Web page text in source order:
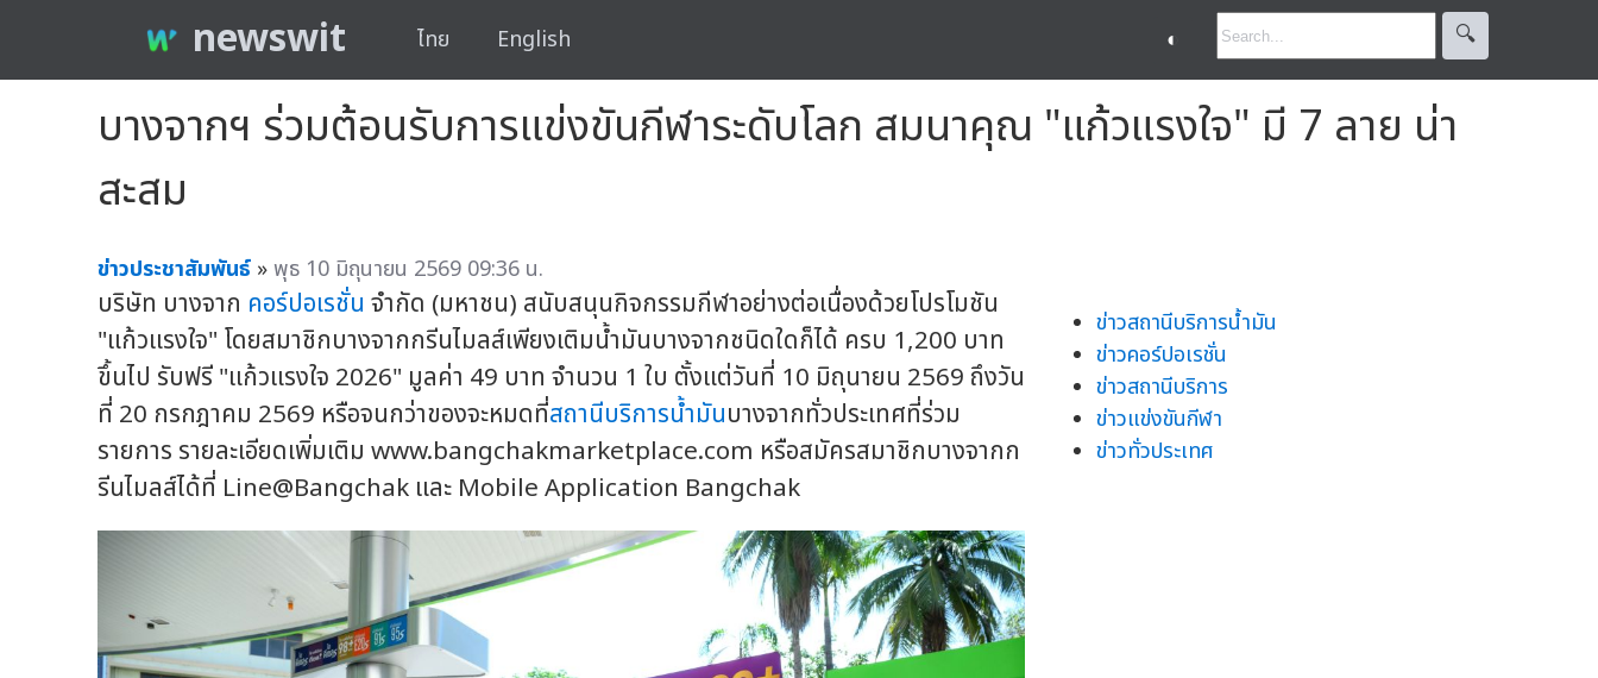
newswit ไทย English ◐ 🔍︎
บางจากฯ ร่วมต้อนรับการแข่งขันกีฬาระดับโลก สมนาคุณ "แก้วแรงใจ" มี 7 ลาย น่า
สะสม
ข่าวประชาสัมพันธ์ »พุธ 10 มิถุนายน 2569 09:36 น.
บริษัท บางจาก คอร์ปอเรชั่น จำกัด (มหาชน) สนับสนุนกิจกรรมกีฬาอย่างต่อเนื่องด้วยโปรโมชัน
"แก้วแรงใจ" โดยสมาชิกบางจากกรีนไมลส์เพียงเติมน้ำมันบางจากชนิดใดก็ได้ ครบ 1,200 บาท
ขึ้นไป รับฟรี "แก้วแรงใจ 2026" มูลค่า 49 บาท จำนวน 1 ใบ ตั้งแต่วันที่ 10 มิถุนายน 2569 ถึงวัน
ที่ 20 กรกฎาคม 2569 หรือจนกว่าของจะหมดที่สถานีบริการน้ำมันบางจากทั่วประเทศที่ร่วม
รายการ รายละเอียดเพิ่มเติม www.bangchakmarketplace.com หรือสมัครสมาชิกบางจากก
รีนไมลส์ได้ที่ Line@Bangchak และ Mobile Application Bangchak
ข่าวสถานีบริการน้ำมัน
ข่าวคอร์ปอเรชั่น
ข่าวสถานีบริการ
ข่าวแข่งขันกีฬา
ข่าวทั่วประเทศ